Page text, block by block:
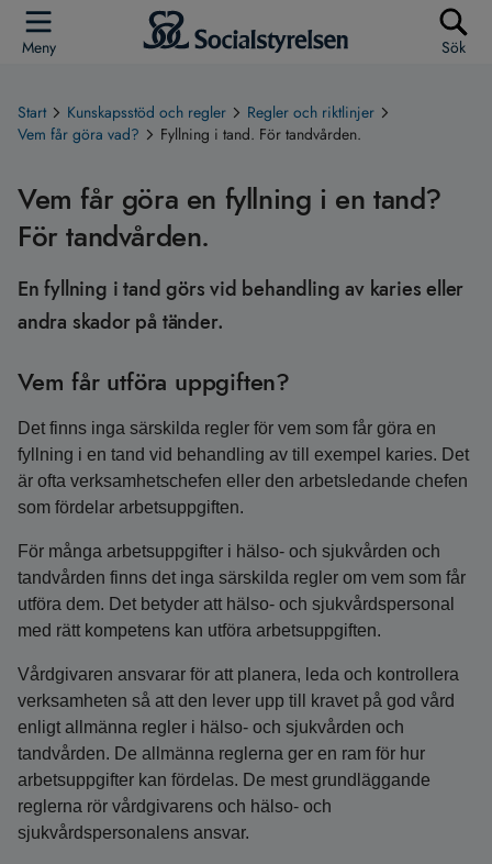
Meny Sök
Start Kunskapsstöd och regler
Regler och riktlinjer
Vem får göra vad?
Fyllning i tand. För tandvården.
Vem får göra en fyllning i en tand?
För tandvården.
En fyllning i tand görs vid behandling av karies eller
andra skador på tänder.
Vem får utföra uppgiften?
Det finns inga särskilda regler för vem som får göra en
fyllning i en tand vid behandling av till exempel karies. Det
är ofta verksamhetschefen eller den arbetsledande chefen
som fördelar arbetsuppgiften.
För många arbetsuppgifter i hälso- och sjukvården och
tandvården finns det inga särskilda regler om vem som får
utföra dem. Det betyder att hälso- och sjukvårdspersonal
med rätt kompetens kan utföra arbetsuppgiften.
Vårdgivaren ansvarar för att planera, leda och kontrollera
verksamheten så att den lever upp till kravet på god vård
enligt allmänna regler i hälso- och sjukvården och
tandvården. De allmänna reglerna ger en ram för hur
arbetsuppgifter kan fördelas. De mest grundläggande
reglerna rör vårdgivarens och hälso- och
sjukvårdspersonalens ansvar.